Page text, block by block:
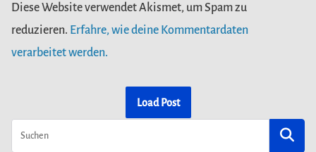
Diese Website verwendet Akismet, um Spam zu
reduzieren. Erfahre, wie deine Kommentardaten
verarbeitet werden.
Load Post